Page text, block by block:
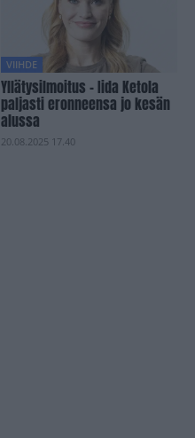
VIIHDE
Yllätysilmoitus – Iida Ketola
paljasti eronneensa jo kesän
alussa
20.08.2025 17.40